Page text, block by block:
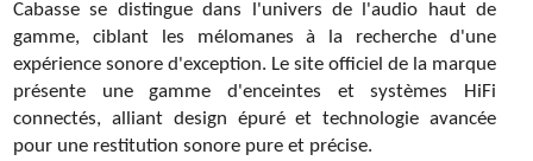
Cabasse se distingue dans l'univers de l'audio haut de
gamme, ciblant les mélomanes à la recherche d'une
expérience sonore d'exception. Le site officiel de la marque
présente une gamme d'enceintes et systèmes HiFi
connectés, alliant design épuré et technologie avancée
pour une restitution sonore pure et précise.